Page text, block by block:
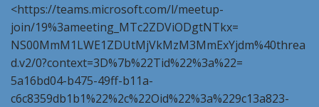
<https://teams.microsoft.com/l/meetup-
join/19%3ameeting_MTc2ZDViODgtNTkx=
NS00MmM1LWE1ZDUtMjVkMzM3MmExYjdm%40threa
d.v2/0?context=3D%7b%22Tid%22%3a%22=
5a16bd04-b475-49ff-b11a-
c6c8359db1b1%22%2c%22Oid%22%3a%229c13a823-